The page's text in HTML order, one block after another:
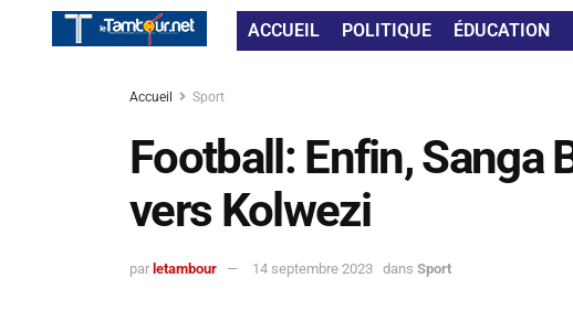
ACCUEIL POLITIQUE ÉDUCATION
Accueil Sport
Football: Enfin, Sanga
vers Kolwezi
par letambour 14 septembre 2023 dans Sport